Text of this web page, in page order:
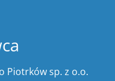
Piotrków sp. z o.o.